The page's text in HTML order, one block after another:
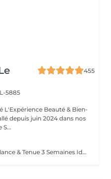
455
5885
depuis juin 2024 dans nos
VERNIS SEMI-PERMANENT Brillance & Tenue 3 Semaines Idéal pour celles qui veulent une manucure impeccable sans abîmer leurs ongles naturels, le vernis semi-permanent ProNails assure une brillance éclatante et une tenue longue durée. Pourquoi choisir le semi-permanent ? Séchage immédiat sous lampe LED Jusqu'à 3 semaines de tenue sans s'écailler Large choix de couleurs tendances Dépose rapide et en douceur Disponible pour les mains & les pieds pour une mise en beauté complète. ONGLES PARFAITS AVEC PRONAILS EXPERTISE & QUALITÉ PROFESSIONNELLE Dans notre institut, nous vous offrons un service onglerie haut de gamme, réalisé avec les produits de la marque ProNails, reconnue pour sa qualité et sa tenue exceptionnelle. Nos expertes en onglerie, dont certaines sont également formatrices en prothésie ongulaire dans notre centre de formation Concept Beauté Distribution, sauront vous conseiller et sublimer vos ongles avec professionnalisme.